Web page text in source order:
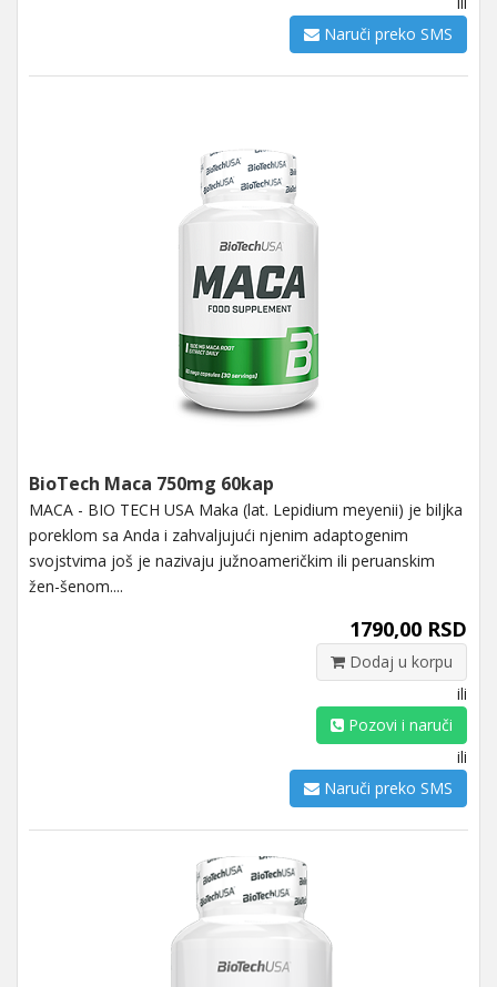
Naruči preko SMS
BioTech Maca 750mg 60kap
MACA - BIO TECH USA Maka (lat. Lepidium meyenii) je biljka
poreklom sa Anda i zahvaljujući njenim adaptogenim
svojstvima još je nazivaju južnoameričkim ili peruanskim
žen-šenom....
1790,00 RSD
Dodaj u korpu
ili
Pozovi i naruči
ili
Naruči preko SMS